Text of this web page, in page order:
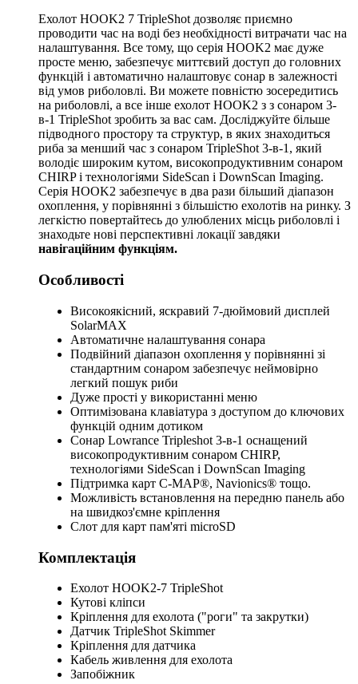
Ехолот HOOK2 7 TripleShot дозволяє приємно
проводити час на воді без необхідності витрачати час на
налаштування. Все тому, що серія HOOK2 має дуже
просте меню, забезпечує миттєвий доступ до головних
функцій і автоматично налаштовує сонар в залежності
від умов риболовлі. Ви можете повністю зосередитись
на риболовлі, а все інше ехолот HOOK2 з з сонаром 3-
в-1 TripleShot зробить за вас сам. Досліджуйте більше
підводного простору та структур, в яких знаходиться
риба за менший час з сонаром TripleShot 3-в-1, який
володіє широким кутом, високопродуктивним сонаром
CHIRP і технологіями SideScan і DownScan Imaging.
Серія HOOK2 забезпечує в два рази більший діапазон
охоплення, у порівнянні з більшістю ехолотів на ринку. З
легкістю повертайтесь до улюблених місць риболовлі і
знаходьте нові перспективні локації завдяки
навігаційним функціям.
Особливості
Високоякісний, яскравий 7-дюймовий дисплей
SolarMAX
Автоматичне налаштування сонара
Подвійний діапазон охоплення у порівнянні зі
стандартним сонаром забезпечує неймовірно
легкий пошук риби
Дуже прості у використанні меню
Оптимізована клавіатура з доступом до ключових
функцій одним дотиком
Сонар Lowrance Tripleshot 3-в-1 оснащений
високопродуктивним сонаром CHIRP,
технологіями SideScan і DownScan Imaging
Підтримка карт C-MAP®, Navionics® тощо.
Можливість встановлення на передню панель або
на швидкоз'ємне кріплення
Слот для карт пам'яті microSD
Комплектація
Ехолот HOOK2-7 TripleShot
Кутові кліпси
Кріплення для ехолота ("роги" та закрутки)
Датчик TripleShot Skimmer
Кріплення для датчика
Кабель живлення для ехолота
Запобіжник